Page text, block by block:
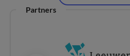
Partners